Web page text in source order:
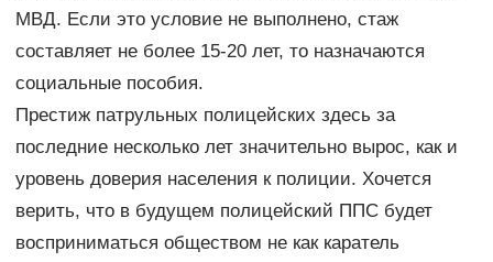
МВД. Если это условие не выполнено, стаж
составляет не более 15-20 лет, то назначаются
социальные пособия.
Престиж патрульных полицейских здесь за
последние несколько лет значительно вырос, как и
уровень доверия населения к полиции. Хочется
верить, что в будущем полицейский ППС будет
восприниматься обществом не как каратель